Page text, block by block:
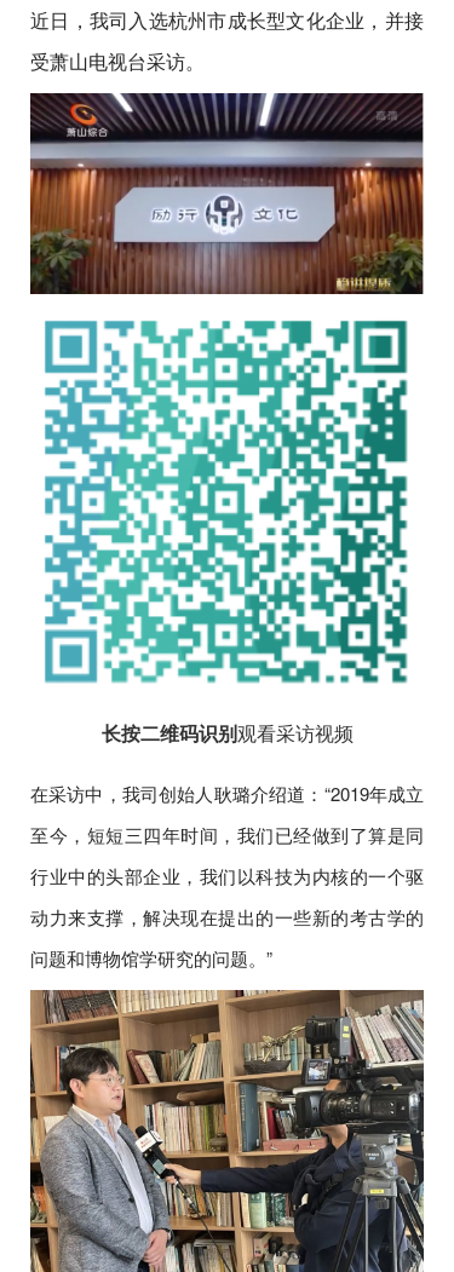
近日，我司入选杭州市成长型文化企业，并接
受萧山电视台采访。
长按二维码识别观看采访视频
在采访中，我司创始人耿璐介绍道：“2019年成立
至今，短短三四年时间，我们已经做到了算是同
行业中的头部企业，我们以科技为内核的一个驱
动力来支撑，解决现在提出的一些新的考古学的
问题和博物馆学研究的问题。”